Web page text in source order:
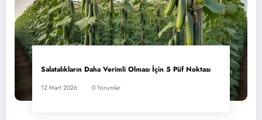
Salatalıkların Daha Verimli Olması İçin 5 Püf Noktası
12 Mart 2026 0 Yorumlar